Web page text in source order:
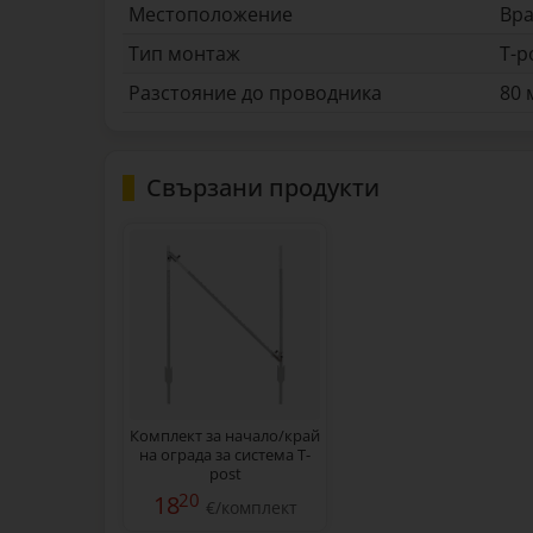
Местоположение
Тип монтаж
T-
Разстояние до проводника
80
Свързани продукти
Комплект за начало/край
на ограда за система T-
post
1820 €/комплект